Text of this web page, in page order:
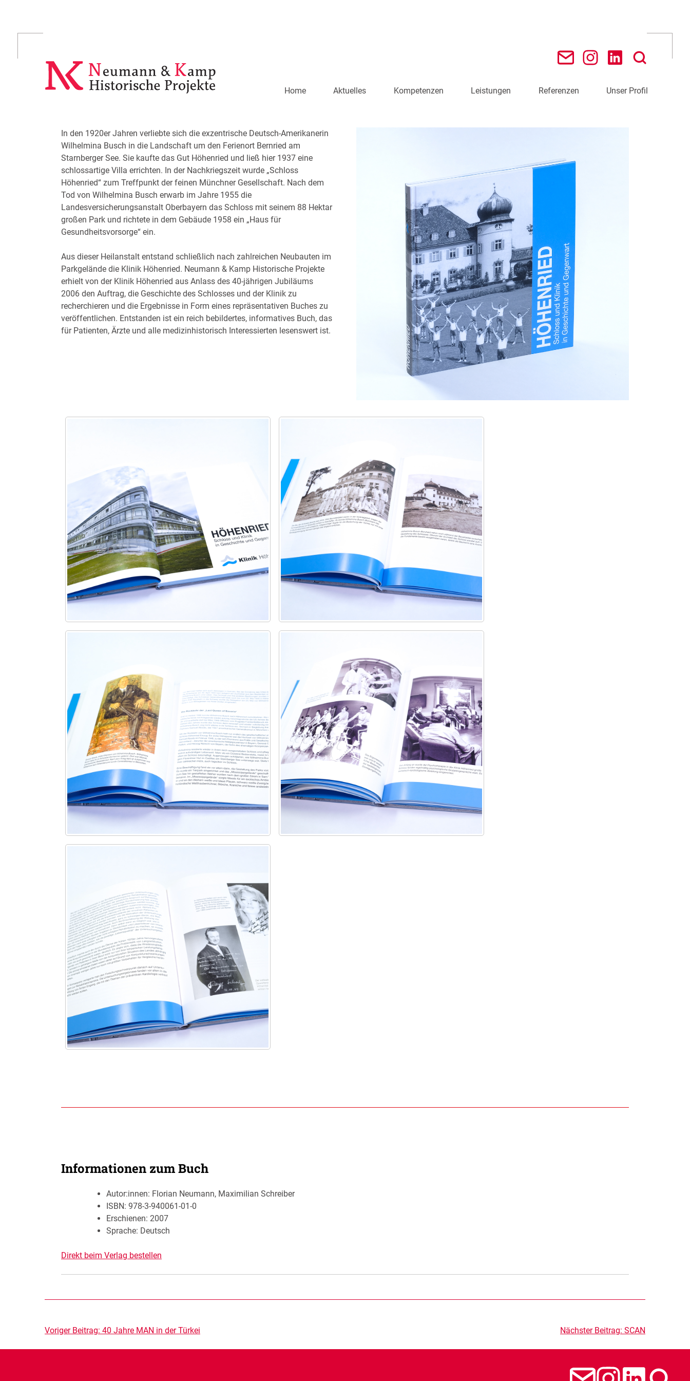
Home Aktuelles Kompetenzen Leistungen Referenzen Unser Profil
In den 1920er Jahren verliebte sich die exzentrische Deutsch-Amerikanerin
Wilhelmina Busch in die Landschaft um den Ferienort Bernried am
Starnberger See. Sie kaufte das Gut Höhenried und ließ hier 1937 eine
schlossartige Villa errichten. In der Nachkriegszeit wurde „Schloss
Höhenried“ zum Treffpunkt der feinen Münchner Gesellschaft. Nach dem
Tod von Wilhelmina Busch erwarb im Jahre 1955 die
Landesversicherungsanstalt Oberbayern das Schloss mit seinem 88 Hektar
großen Park und richtete in dem Gebäude 1958 ein „Haus für
Gesundheitsvorsorge“ ein.
Aus dieser Heilanstalt entstand schließlich nach zahlreichen Neubauten im
Parkgelände die Klinik Höhenried. Neumann & Kamp Historische Projekte
erhielt von der Klinik Höhenried aus Anlass des 40-jährigen Jubiläums
2006 den Auftrag, die Geschichte des Schlosses und der Klinik zu
recherchieren und die Ergebnisse in Form eines repräsentativen Buches zu
veröffentlichen. Entstanden ist ein reich bebildertes, informatives Buch, das
für Patienten, Ärzte und alle medizinhistorisch Interessierten lesenswert ist.
Informationen zum Buch
Autor:innen: Florian Neumann, Maximilian Schreiber
ISBN: 978-3-940061-01-0
Erschienen: 2007
Sprache: Deutsch
Direkt beim Verlag bestellen
Beitragsnavigation
Voriger Beitrag: 40 Jahre MAN in der Türkei Nächster Beitrag: SCAN